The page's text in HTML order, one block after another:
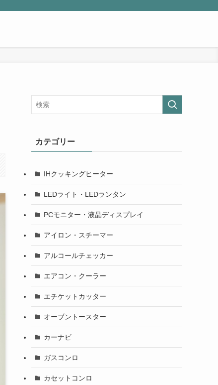
カテゴリー
IHクッキングヒーター
LEDライト・LEDランタン
PCモニター・液晶ディスプレイ
アイロン・スチーマー
アルコールチェッカー
エアコン・クーラー
エチケットカッター
オーブントースター
カーナビ
ガスコンロ
カセットコンロ